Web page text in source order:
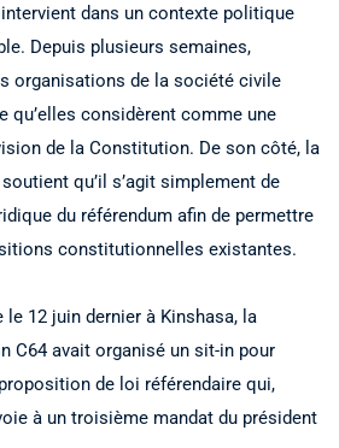
dans un contexte politique
Depuis plusieurs semaines,
organisations de la société civile
qu’elles considèrent comme une
de la Constitution. De son côté, la
qu’il s’agit simplement de
du référendum afin de permettre
constitutionnelles existantes.
12 juin dernier à Kinshasa, la
C64 avait organisé un sit-in pour
de loi référendaire qui,
à un troisième mandat du président